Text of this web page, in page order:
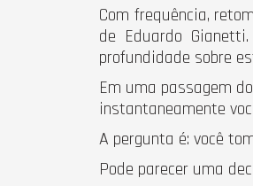
Com frequência,
de Eduardo
profundidade sobre
Em uma passagem
instantaneamente
A pergunta é: você
Pode parecer uma